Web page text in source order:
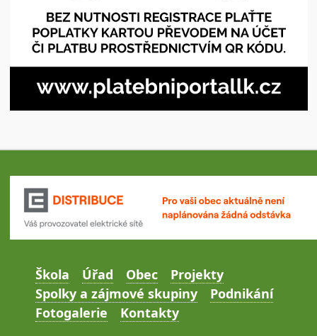
Škola Úřad Obec
Projekty
Spolky a zájmové skupiny
Podnikání
Fotogalerie
Kontakty